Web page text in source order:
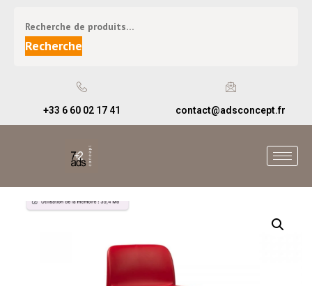
Recherche
+33 6 60 02 17 41 contact@adsconcept.fr